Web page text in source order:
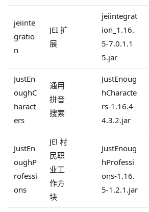
jeiinte
gratio
n
JEI 扩
展
jeiintegrat
ion_1.16.
5-7.0.1.1
5.jar
JustEn
oughC
haract
ers
通用
拼音
搜索
JustEnoug
hCharacte
rs-1.16.4-
4.3.2.jar
JustEn
oughP
rofessi
ons
JEl 村
民职
业工
作方
块
JustEnoug
hProfessi
ons-1.16.
5-1.2.1.jar